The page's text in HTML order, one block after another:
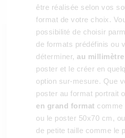
être réalisée selon vos
format de votre choix.
possibilité de choisir
de formats prédéfinis ou
déterminer, au
poster et le créer en
option sur-mesure. Que
poster au format portrait
en grand format comme
ou le poster 50x70 cm,
de petite taille comme le